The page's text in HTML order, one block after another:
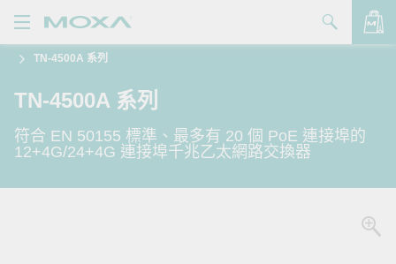
品
決方案
援
買
TN-4500A 系列
TN-4500A 系列
符合 EN 50155 標準、最多有 20 個 PoE 連接埠的
12+4G/24+4G 連接埠千兆乙太網路交換器
查看詢價明細